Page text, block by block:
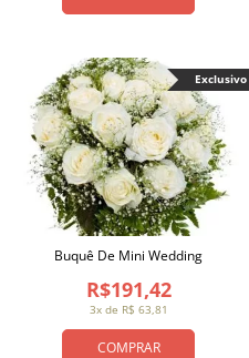
COMPRAR
3x de R$ 63,81
R$191,42
Buquê De Mini Wedding
Exclusivo